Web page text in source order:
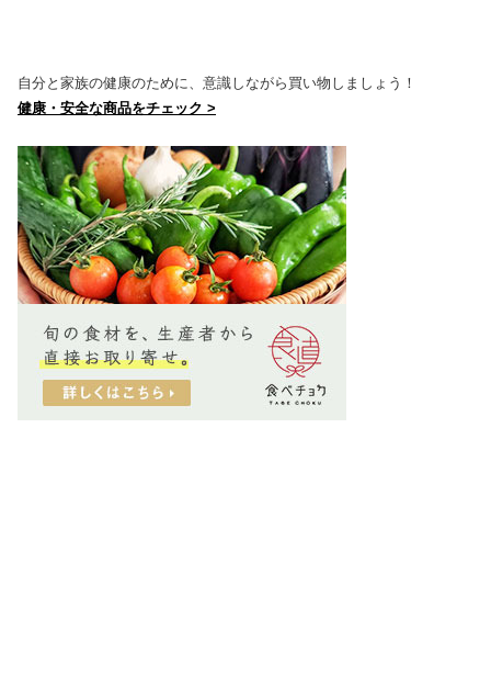
自分と家族の健康のために、意識しながら買い物しましょう！
健康・安全な商品をチェック >